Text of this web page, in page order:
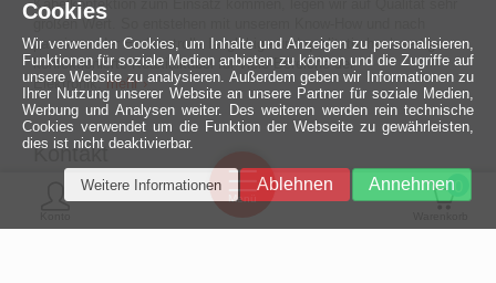
Kabelkonfektion zum Einsatz kommen, legen wir auf Qualität sehr
großen Wert. So entstehen mit unserem Know-How und nach
passieren der Endkontrolle langlebige und qualitativ hochwertige
konfektionierte Koaxialkabel für viele Bereiche der
Elektronik.mehr ›
Kontakt
MCE Mauritz Electronics
0
Menü
Ein halbes
Jahrhundert
technologische
Cookies
Wir verwenden Cookies, um Inhalte und Anzeigen zu personalisieren,
Funktionen für soziale Medien anbieten zu können und die Zugriffe auf
unsere Website zu analysieren. Außerdem geben wir Informationen zu
Ihrer Nutzung unserer Website an unsere Partner für soziale Medien,
Werbung und Analysen weiter. Des weiteren werden rein technische
Cookies verwendet um die Funktion der Webseite zu gewährleisten,
dies ist nicht deaktivierbar.
Annehmen
Ablehnen
Weitere Informationen